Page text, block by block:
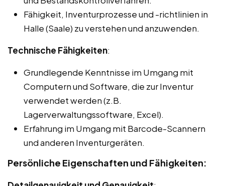
Fähigkeit, Inventurprozesse und -richtlinien in
Halle (Saale) zu verstehen und anzuwenden.
Technische Fähigkeiten:
Grundlegende Kenntnisse im Umgang mit
Computern und Software, die zur Inventur
verwendet werden (z.B.
Lagerverwaltungssoftware, Excel).
Erfahrung im Umgang mit Barcode-Scannern
und anderen Inventurgeräten.
Persönliche Eigenschaften und Fähigkeiten: